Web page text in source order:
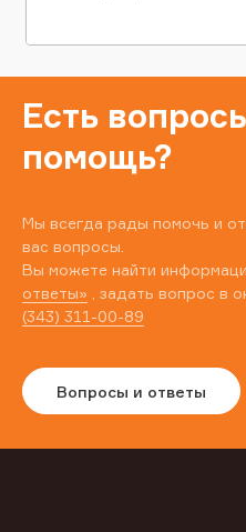
Есть
помощь?
Мы всегда рады помочь и
вас вопросы.
Вы можете найти
ответы» , задать вопрос в
(343) 311-00-89
Вопросы и ответы